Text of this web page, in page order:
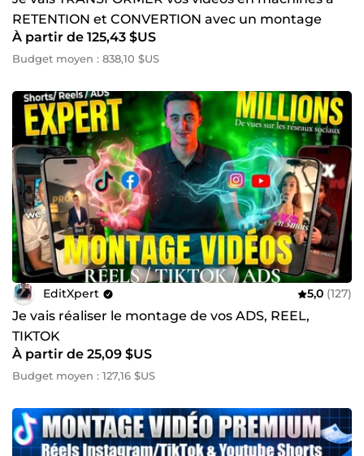
RETENTION et CONVERTION avec un montage
dynamique et captivant
À partir de 125,43 $US
Budget moyen : 838,10 $US
EditXpert 5,0 (127)
Je vais réaliser le montage de vos ADS, REEL,
TIKTOK
À partir de 25,09 $US
Budget moyen : 127,16 $US